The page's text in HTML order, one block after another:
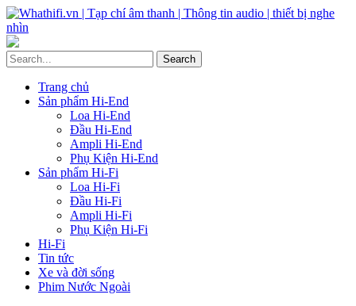
Trang chủ
Sản phẩm Hi-End
Loa Hi-End
Đầu Hi-End
Ampli Hi-End
Phụ Kiện Hi-End
Sản phẩm Hi-Fi
Loa Hi-Fi
Đầu Hi-Fi
Ampli Hi-Fi
Phụ Kiện Hi-Fi
Hi-Fi
Tin tức
Xe và đời sống
Phim Nước Ngoài